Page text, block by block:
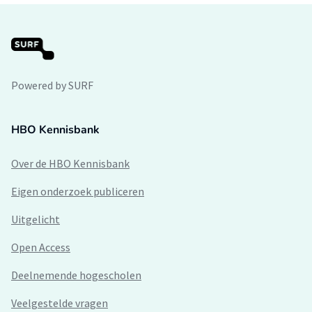
Powered by SURF
HBO Kennisbank
Over de HBO Kennisbank
Eigen onderzoek publiceren
Uitgelicht
Open Access
Deelnemende hogescholen
Veelgestelde vragen